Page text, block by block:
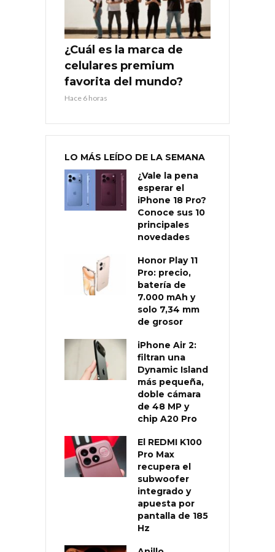
¿Cuál es la marca de
celulares premium
favorita del mundo?
Hace 6 horas
LO MÁS LEÍDO DE LA SEMANA
¿Vale la pena
esperar el
iPhone 18 Pro?
Conoce sus 10
principales
novedades
Honor Play 11
Pro: precio,
batería de
7.000 mAh y
solo 7,34 mm
de grosor
iPhone Air 2:
filtran una
Dynamic Island
más pequeña,
doble cámara
de 48 MP y
chip A20 Pro
El REDMI K100
Pro Max
recupera el
subwoofer
integrado y
apuesta por
pantalla de 185
Hz